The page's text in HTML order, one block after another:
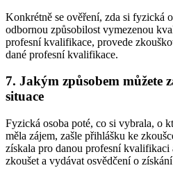
Konkrétně se ověření, zda si fyzická
odbornou způsobilost vymezenou
profesní kvalifikace, provede
dané profesní kvalifikace.
7. Jakým způsobem můžete
situace
Fyzická osoba poté, co si vybrala, o
měla zájem, zašle přihlášku ke
získala pro danou profesní kvalifikaci
zkoušet a vydávat osvědčení o